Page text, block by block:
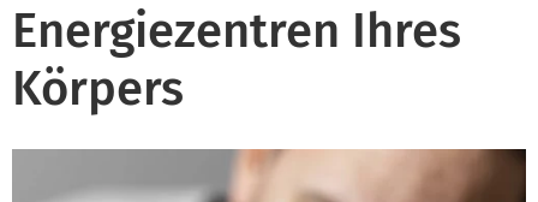
Energiezentren Ihres
Körpers